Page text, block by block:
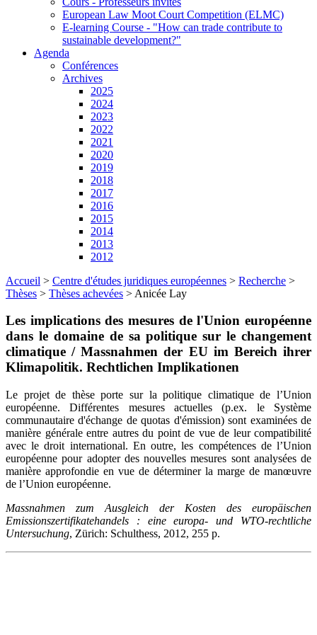
European Law Moot Court Competition (ELMC)
E-learning Course - "How can trade contribute to
sustainable development?"
Agenda
Conférences
Archives
2025
2024
2023
2022
2021
2020
2019
2018
2017
2016
2015
2014
2013
2012
Accueil > Centre d'études juridiques européennes > Recherche >
Thèses > Thèses achevées > Anicée Lay
Les implications des mesures de l'Union européenne
dans le domaine de sa politique sur le changement
climatique / Massnahmen der EU im Bereich ihrer
Klimapolitik. Rechtlichen Implikationen
Le projet de thèse porte sur la politique climatique de l’Union
européenne. Différentes mesures actuelles (p.ex. le Système
communautaire d'échange de quotas d'émission) sont examinées de
manière générale entre autres du point de vue de leur compatibilité
avec le droit international. En outre, les compétences de l’Union
européenne pour adopter des nouvelles mesures sont analysées de
manière approfondie en vue de déterminer la marge de manœuvre
de l’Union européenne.
Massnahmen zum Ausgleich der Kosten des europäischen
Emissionszertifikatehandels : eine europa- und WTO-rechtliche
Untersuchung, Zürich: Schulthess, 2012, 255 p.